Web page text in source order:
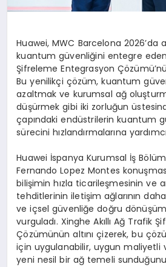
Huawei, MWC Barcelona 2026’da
kuantum güvenliğini entegre eden
Şifreleme Entegrasyon
Bu yenilikçi çözüm, kuantum
azaltmak ve kurumsal ağ
düşürmek gibi iki zorluğun
çapındaki endüstrilerin kuantum
sürecini hızlandırmalarına
Huawei İspanya Kurumsal İş
Fernando Lopez Montes
bilişimin hızla ticarileşmesinin ve
tehditlerinin iletişim ağlarının
ve içsel güvenliğe doğru
vurguladı. Xinghe Akıllı Ağ Trafik
Çözümünün altını çizerek, bu
için uygulanabilir, uygun maliyetli
yeni nesil bir ağ temeli